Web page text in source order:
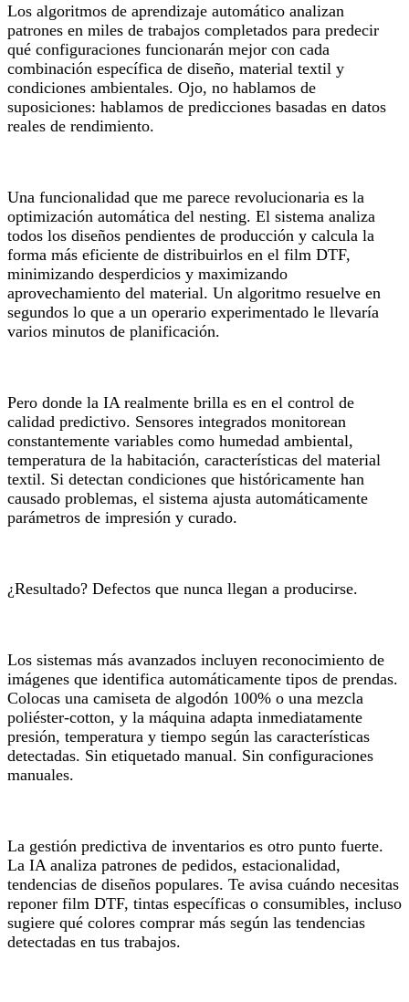
Los algoritmos de aprendizaje automático analizan
patrones en miles de trabajos completados para predecir
qué configuraciones funcionarán mejor con cada
combinación específica de diseño, material textil y
condiciones ambientales. Ojo, no hablamos de
suposiciones: hablamos de predicciones basadas en datos
reales de rendimiento.
Una funcionalidad que me parece revolucionaria es la
optimización automática del nesting. El sistema analiza
todos los diseños pendientes de producción y calcula la
forma más eficiente de distribuirlos en el film DTF,
minimizando desperdicios y maximizando
aprovechamiento del material. Un algoritmo resuelve en
segundos lo que a un operario experimentado le llevaría
varios minutos de planificación.
Pero donde la IA realmente brilla es en el control de
calidad predictivo. Sensores integrados monitorean
constantemente variables como humedad ambiental,
temperatura de la habitación, características del material
textil. Si detectan condiciones que históricamente han
causado problemas, el sistema ajusta automáticamente
parámetros de impresión y curado.
¿Resultado? Defectos que nunca llegan a producirse.
Los sistemas más avanzados incluyen reconocimiento de
imágenes que identifica automáticamente tipos de prendas.
Colocas una camiseta de algodón 100% o una mezcla
poliéster-cotton, y la máquina adapta inmediatamente
presión, temperatura y tiempo según las características
detectadas. Sin etiquetado manual. Sin configuraciones
manuales.
La gestión predictiva de inventarios es otro punto fuerte.
La IA analiza patrones de pedidos, estacionalidad,
tendencias de diseños populares. Te avisa cuándo necesitas
reponer film DTF, tintas específicas o consumibles, incluso
sugiere qué colores comprar más según las tendencias
detectadas en tus trabajos.